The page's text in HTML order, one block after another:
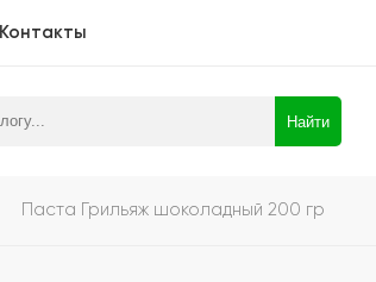
Контакты
Найти
Паста Грильяж шоколадный 200 гр